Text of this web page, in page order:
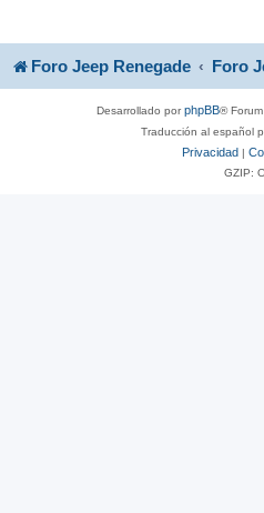
Foro Jeep Renegade Foro
Desarrollado porphpBB®
Traducción al español
Privacidad |
GZIP: